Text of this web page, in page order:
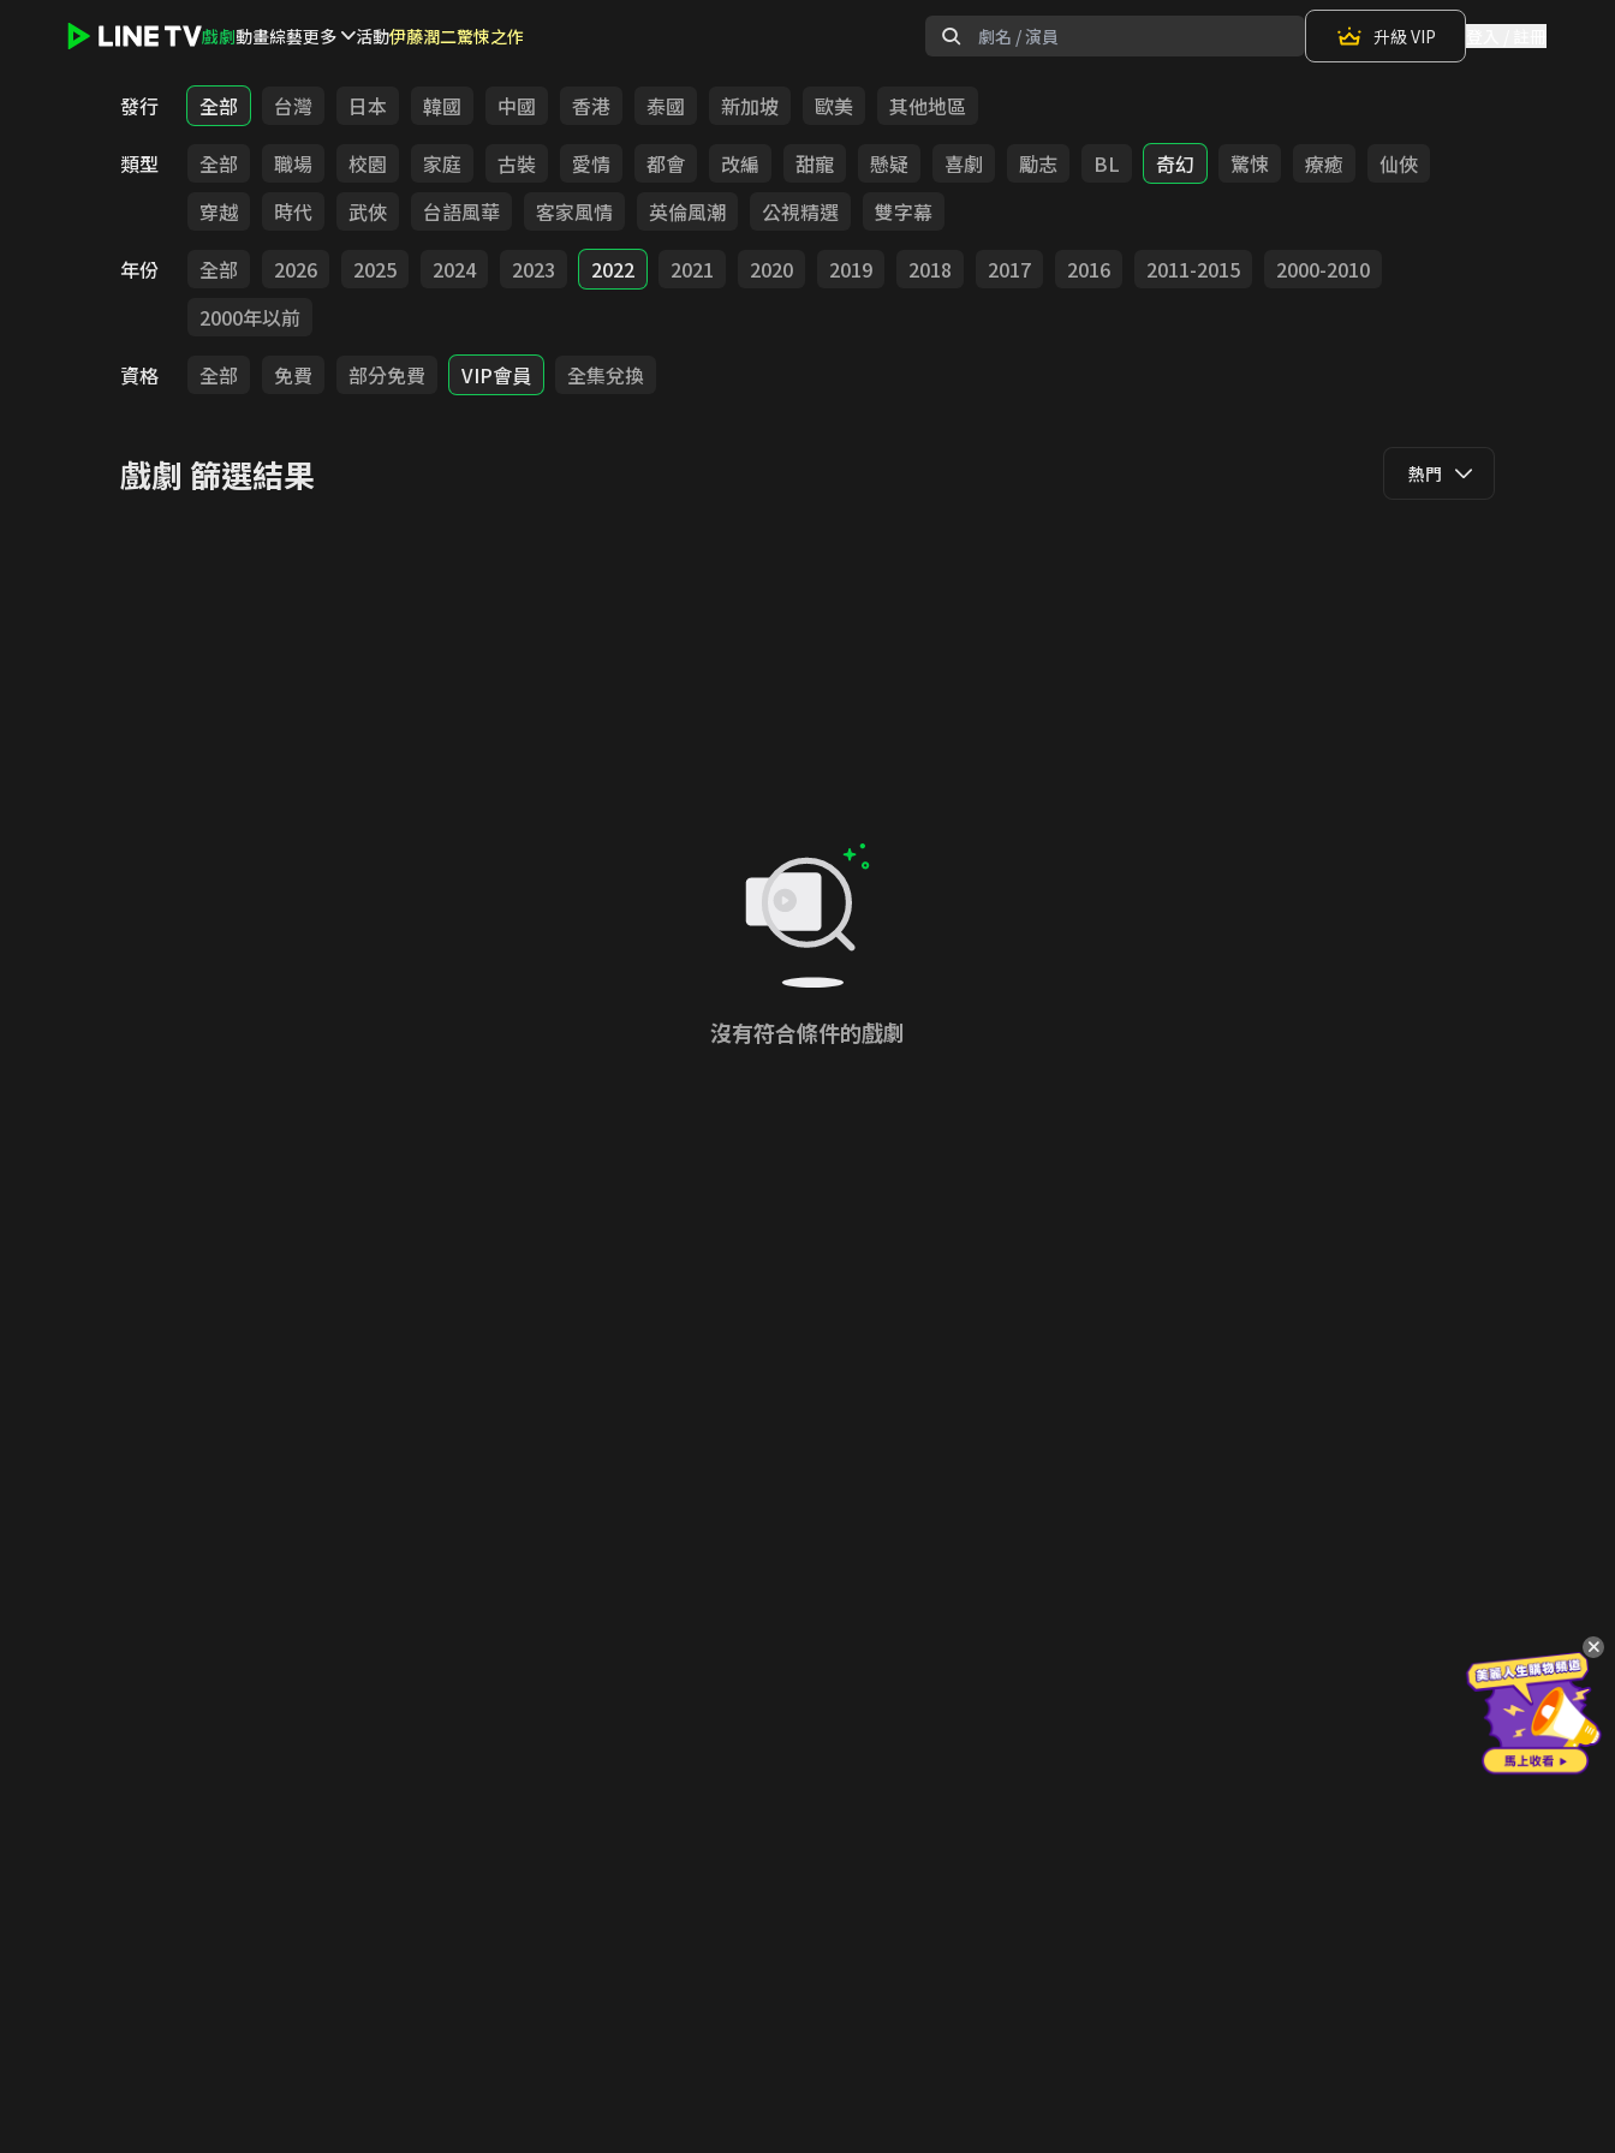
戲劇動畫綜藝更多 活動伊藤潤二驚悚之作 升級 VIP
發行 全部 台灣 日本 韓國 中國 香港 泰國 新加坡 歐美
其他地區
類型
全部 職場 校園 家庭 古裝 愛情 都會 改編 甜寵 懸疑 喜劇 勵志 BL 奇幻 驚悚 療癒
仙俠
穿越
時代 武俠 台語風華 客家風情 英倫風潮 公視精選
雙字幕
年份
全部 2026 2025 2024 2023 2022 2021 2020 2019 2018 2017 2016 2011-2015
2000-2010
2000年以前
資格
全部 免費 部分免費 VIP會員 全集兌換
戲劇 篩選結果 熱門
沒有符合條件的戲劇